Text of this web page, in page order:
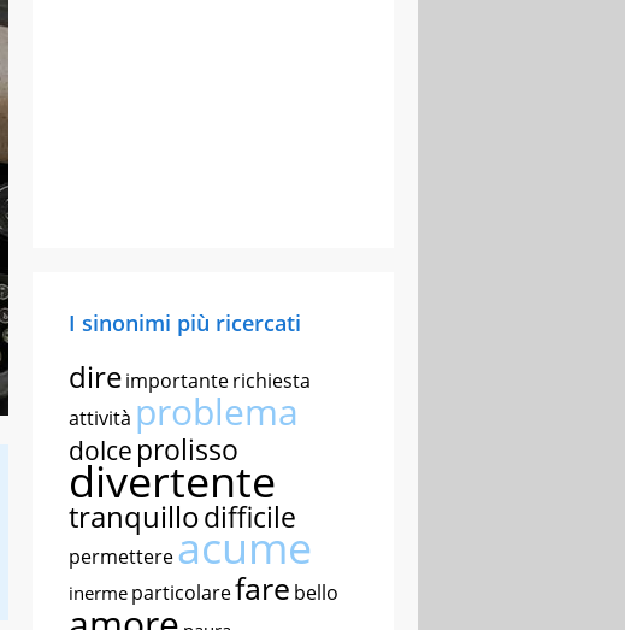
I sinonimi più ricercati
direimportanterichiesta
attività problema
dolce prolisso
divertente
tranquillodifficile
permettereacume
inerme particolarefare bello